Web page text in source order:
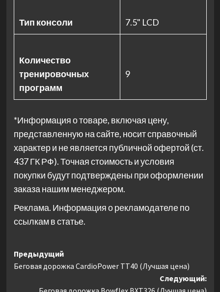
Тип консоли 7.5" LCD
Количество
тренировочных
программ
9
*Информация о товаре, включая цену,
представленную на сайте, носит справочный
характер и не является публичной офертой (ст.
437 ГК РФ). Точная стоимость и условия
покупки будут подтверждены при оформлении
заказа нашим менеджером.
Реклама. Информация о рекламодателе по
ссылкам в статье.
Навигация
записи
Предыдущий
Беговая дорожка CardioPower TT40 (Лучшая цена)
Следующий: